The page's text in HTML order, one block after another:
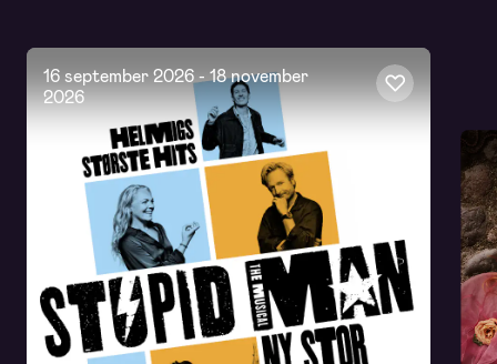
16 september 2026 - 18 november
2026